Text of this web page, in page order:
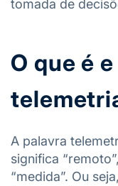
tomada de
O que é
A palavra
significa
“medida”. Ou